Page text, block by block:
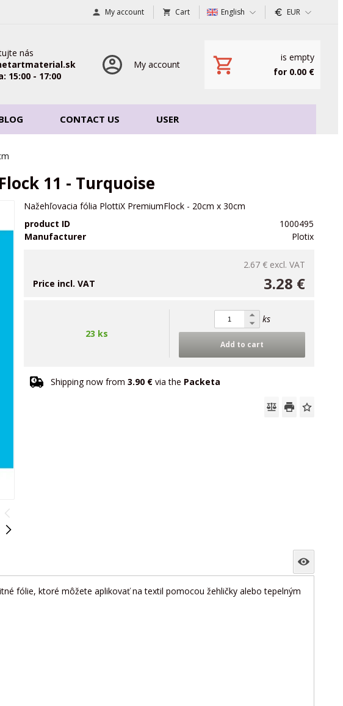
My account Cart English EUR
nás
15:00 - 17:00
My account
is empty
for 0.00 €
CONTACT US USER
11 - Turquoise
Nažehľovacia fólia PlottiX PremiumFlock - 20cm x 30cm
product ID
1000495
Manufacturer
Plotix
2.67 € excl. VAT
3.28 €
Price incl. VAT
23 ks
ks
Add to cart
Shipping now from3.90 € via the Packeta
fólie, ktoré môžete aplikovať na textil pomocou žehličky alebo tepelným